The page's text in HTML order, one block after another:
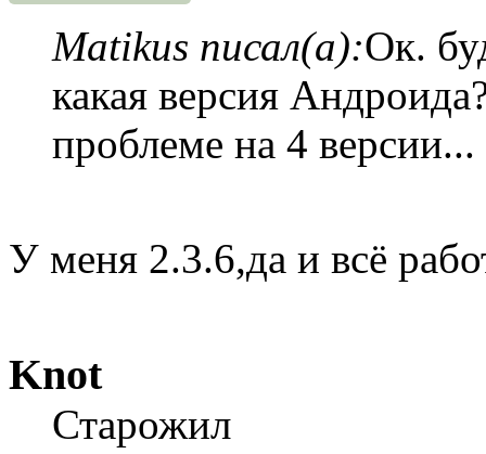
Matikus писал(а):Ок.
какая версия
проблеме на 4 версии...
У меня 2.3.6,да и всё
Knot
Старожил